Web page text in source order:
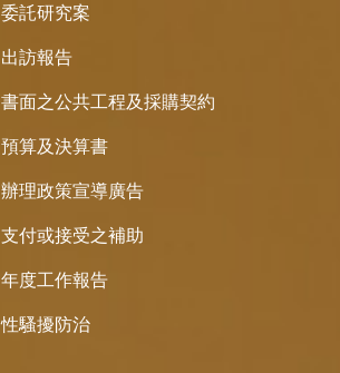
委託研究案
出訪報告
書面之公共工程及採購契約
預算及決算書
辦理政策宣導廣告
支付或接受之補助
年度工作報告
性騷擾防治